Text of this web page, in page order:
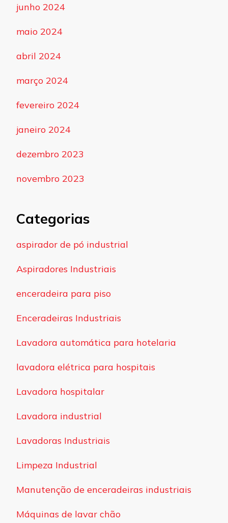
junho 2024
maio 2024
abril 2024
março 2024
fevereiro 2024
janeiro 2024
dezembro 2023
novembro 2023
Categorias
aspirador de pó industrial
Aspiradores Industriais
enceradeira para piso
Enceradeiras Industriais
Lavadora automática para hotelaria
lavadora elétrica para hospitais
Lavadora hospitalar
Lavadora industrial
Lavadoras Industriais
Limpeza Industrial
Manutenção de enceradeiras industriais
Máquinas de lavar chão